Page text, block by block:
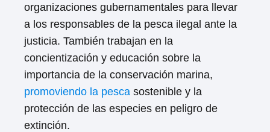
organizaciones gubernamentales para llevar
a los responsables de la pesca ilegal ante la
justicia. También trabajan en la
concientización y educación sobre la
importancia de la conservación marina,
promoviendo la pesca sostenible y la
protección de las especies en peligro de
extinción.